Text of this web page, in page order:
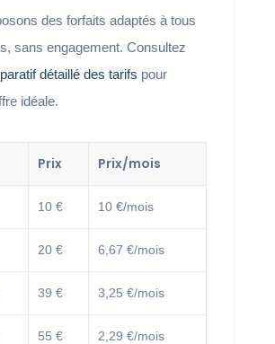
des forfaits adaptés à tous
sans engagement. Consultez
détaillé des tarifs pour
idéale.
Prix Prix/mois
10 € 10 €/mois
20 € 6,67 €/mois
39 € 3,25 €/mois
55 € 2,29 €/mois